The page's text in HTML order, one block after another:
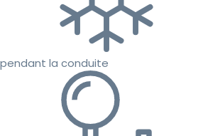
pendant la conduite